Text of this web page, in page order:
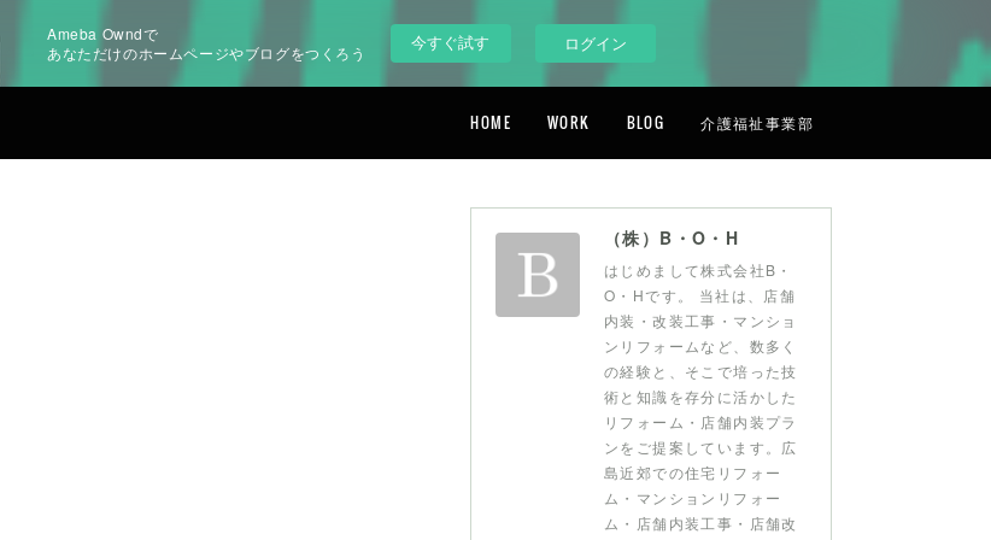
Ameba Owndで
あなただけのホームページやブログをつくろう
今すぐ試す ログイン
HOME WORK BLOG 介護福祉事業部
（株）B・O・H
はじめまして株式会社B・
O・Hです。 当社は、店舗
内装・改装工事・マンショ
ンリフォームなど、数多く
の経験と、そこで培った技
術と知識を存分に活かした
リフォーム・店舗内装プラ
ンをご提案しています。広
島近郊での住宅リフォー
ム・マンションリフォー
ム・店舗内装工事・店舗改